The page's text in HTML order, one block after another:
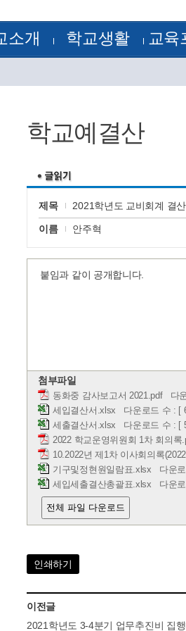
소개
말
길
학교생활
정기시험모범답안
급식일정
각종서류양식
운동부
제이노스(J-Nos)
윈드 오케스트라
글마루
교육
학습자료
학교예결산
제목 2021학년도 교비회계 결
이름 안주혁
붙임과 같이 공개합니다.
첨부파일
동화중 감사보고서 2021.pdf다운
세입결산서.xlsx 다운로드 수 : [
세출결산서.xlsx 다운로드 수 : [
2022 학교운영위원회 1차 회의록
10.2022년 제1차 이사회의록
기구및정현원일람표.xlsx 다운로
세입세출결산총괄표.xlsx 다운로
전체 파일 다운로드
인쇄하기
이전글
2021학년도 3-4분기 업무추진비 집